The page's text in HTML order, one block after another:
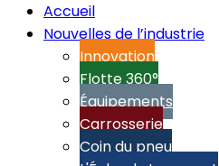
Accueil
Nouvelles de l’industrie
Innovation
Flotte 360°
Équipements
Carrosserie
Coin du pneu